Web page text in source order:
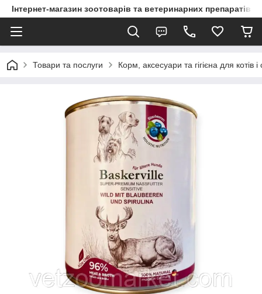
Інтернет-магазин зоотоварів та ветеринарних препаратів
Товари та послуги Корм, аксесуари та гігієна для котів і